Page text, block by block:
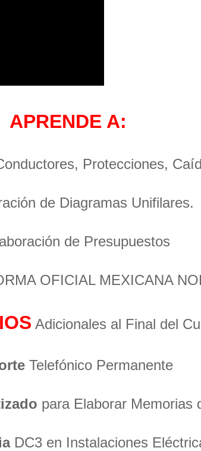
APRENDE A:
Protecciones,
de Diagramas Unifilares.
de Presupuestos
OFICIAL MEXICANA
Adicionales al Final del
Telefónico Permanente
para Elaborar Memorias
DC3 en Instalaciones